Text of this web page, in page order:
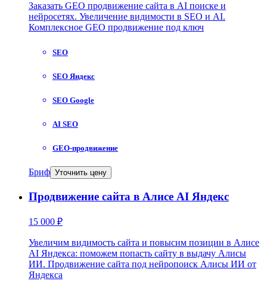
Заказать GEO продвижение сайта в AI поиске и
нейросетях. Увеличение видимости в SEO и AI.
Комплексное GEO продвижение под ключ
SEO
SEO Яндекс
SEO Google
AI SEO
GEO-продвижение
Бриф Уточнить цену
Продвижение сайта в Алисе AI Яндекс
15 000 ₽
Увеличим видимость сайта и повысим позиции в Алисе
AI Яндекса: поможем попасть сайту в выдачу Алисы
ИИ. Продвижение сайта под нейропоиск Алисы ИИ от
Яндекса